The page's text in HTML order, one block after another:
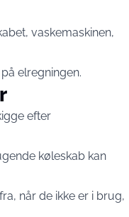
vaskemaskinen,
elregningen.
efter
køleskab kan
når de ikke er i brug,